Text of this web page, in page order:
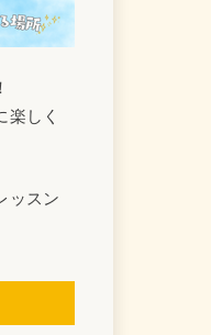
楽しく
ッスン